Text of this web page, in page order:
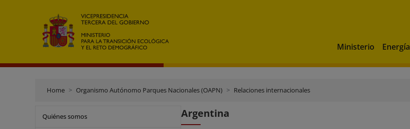
Ministerio Energía
Home Organismo Autónomo Parques Nacionales (OAPN) Relaciones internacionales
Quiénes somos Argentina